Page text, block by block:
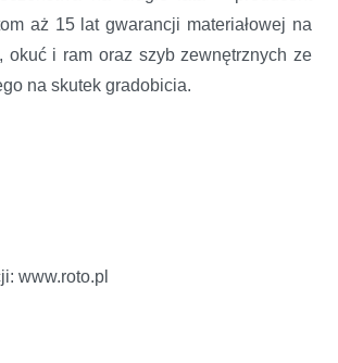
aż 15 lat gwarancji materiałowej na
okuć i ram oraz szyb zewnętrznych ze
na skutek gradobicia.
www.roto.pl